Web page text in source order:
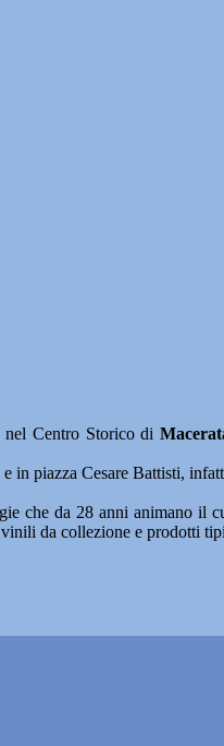
Centro Storico di
piazza Cesare Battisti,
che da 28 anni animano il
da collezione e prodotti